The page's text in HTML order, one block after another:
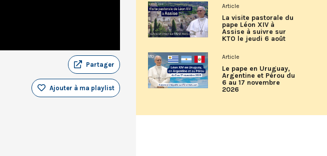
Partager
Ajouter à ma playlist
Article
La visite pastorale du
pape Léon XIV à
Assise à suivre sur
KTO le jeudi 6 août
Article
Le pape en Uruguay,
Argentine et Pérou du
6 au 17 novembre
2026